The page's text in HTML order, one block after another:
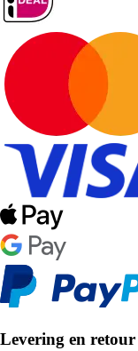
Levering en retour